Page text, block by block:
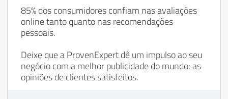
85% dos consumidores confiam nas avaliações
online tanto quanto nas recomendações
pessoais.
Deixe que a ProvenExpert dê um impulso ao seu
negócio com a melhor publicidade do mundo: as
opiniões de clientes satisfeitos.